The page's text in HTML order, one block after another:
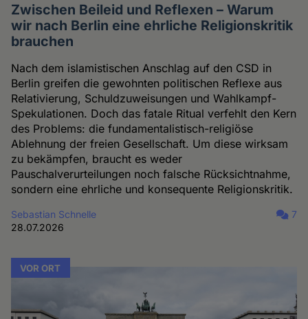
Zwischen Beileid und Reflexen – Warum
wir nach Berlin eine ehrliche Religionskritik
brauchen
Nach dem islamistischen Anschlag auf den CSD in
Berlin greifen die gewohnten politischen Reflexe aus
Relativierung, Schuldzuweisungen und Wahlkampf-
Spekulationen. Doch das fatale Ritual verfehlt den Kern
des Problems: die fundamentalistisch-religiöse
Ablehnung der freien Gesellschaft. Um diese wirksam
zu bekämpfen, braucht es weder
Pauschalverurteilungen noch falsche Rücksichtnahme,
sondern eine ehrliche und konsequente Religionskritik.
Sebastian Schnelle
28.07.2026
7
VOR ORT